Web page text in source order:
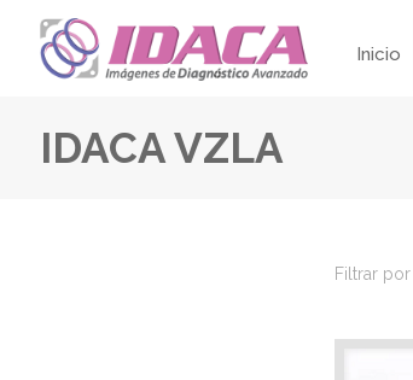
Inicio
IDACA VZLA
Filtrar por